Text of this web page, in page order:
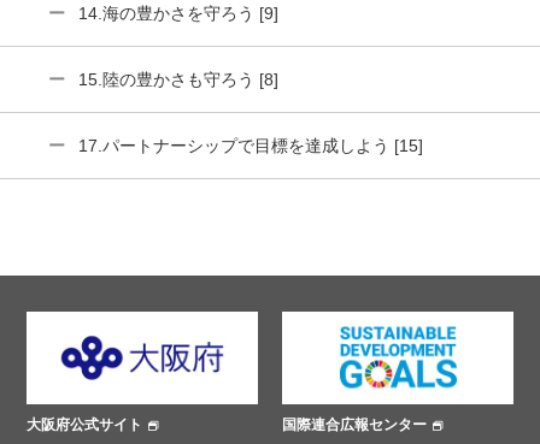
14.海の豊かさを守ろう [9]
15.陸の豊かさも守ろう [8]
17.パートナーシップで目標を達成しよう [15]
国際連合広報センター ささえあいプロジェクト